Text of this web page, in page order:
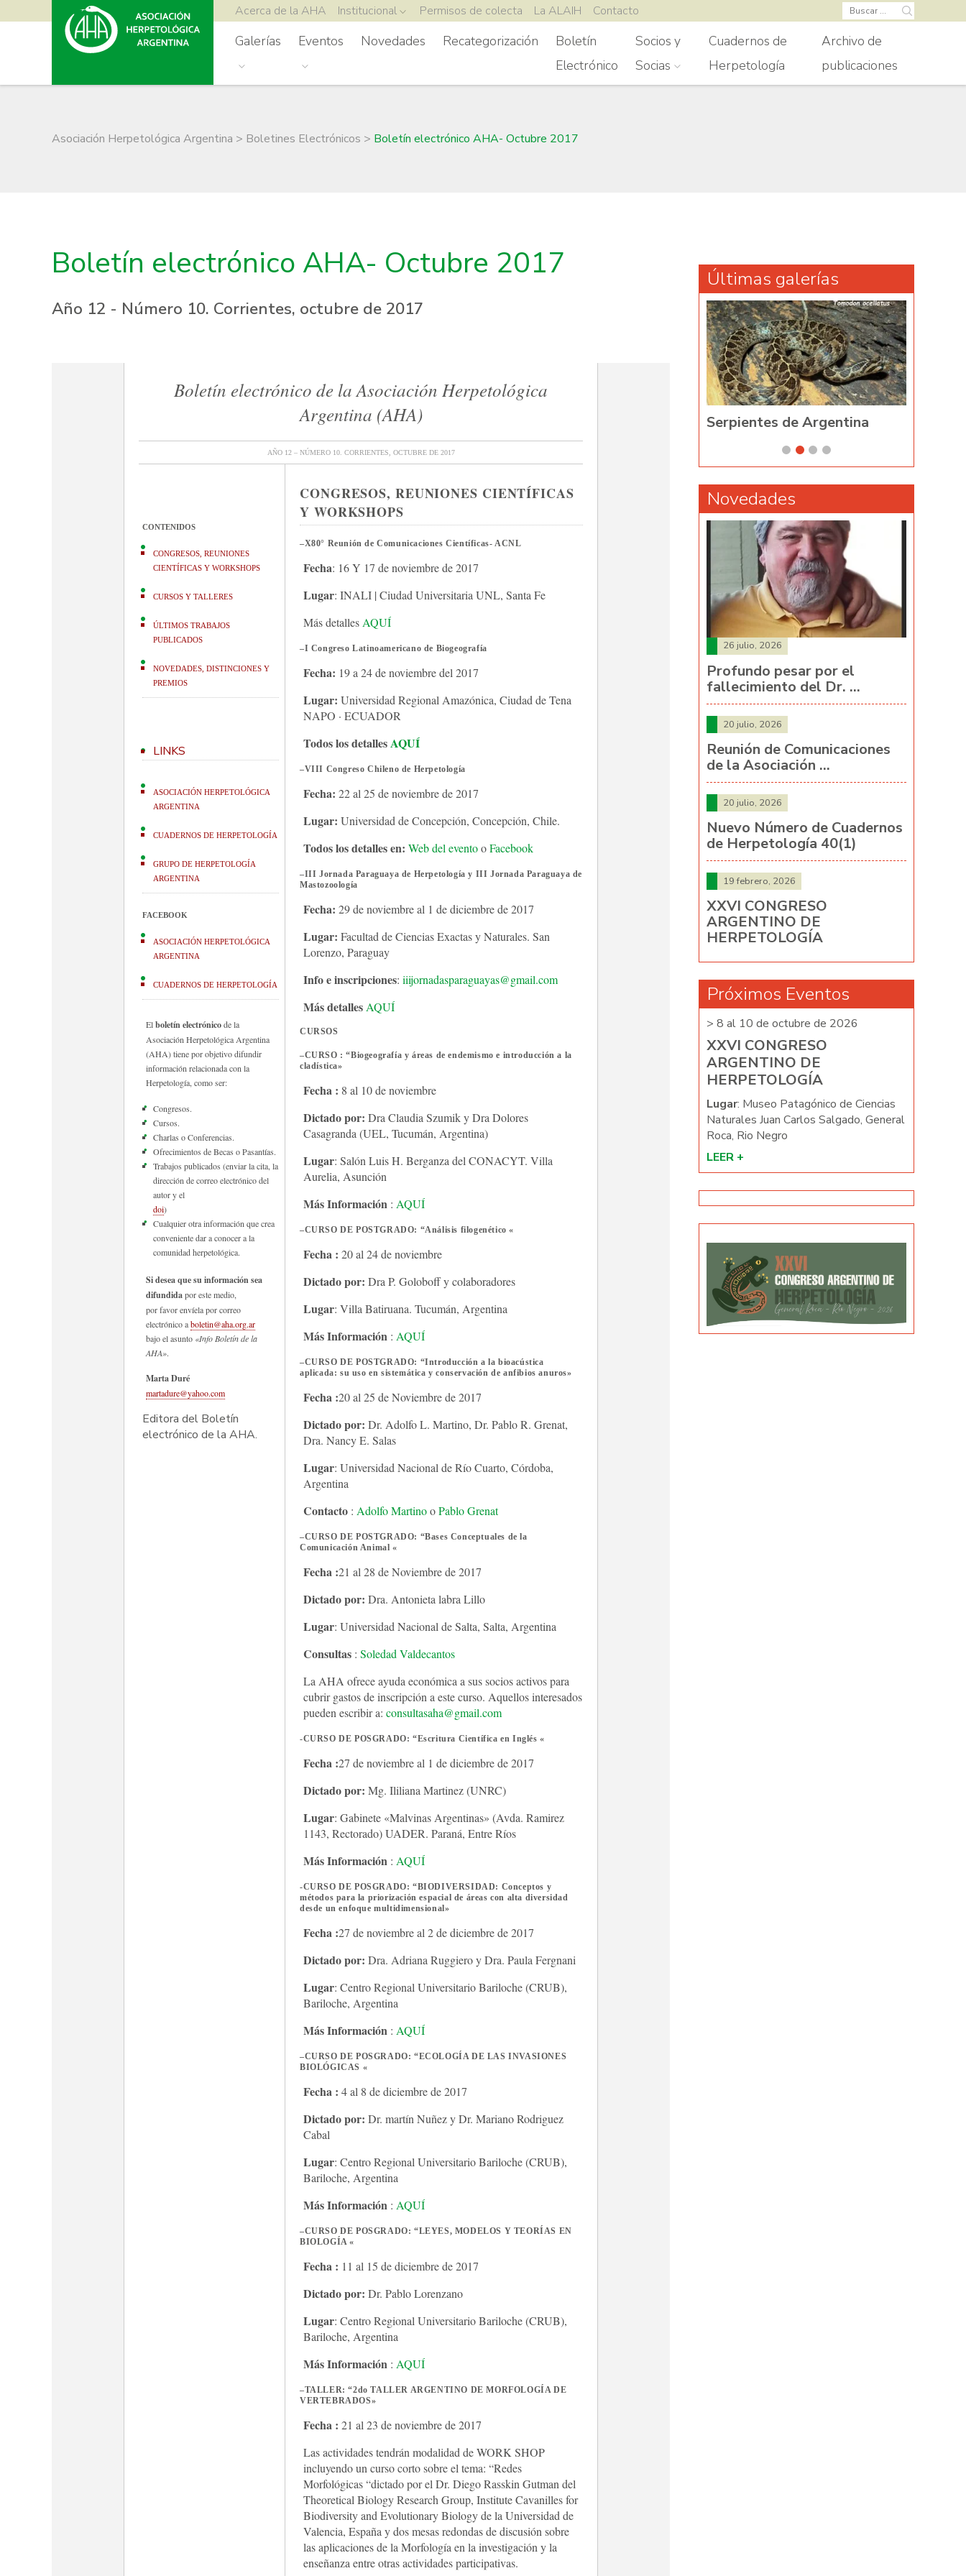
Acerca de la AHA Institucional Permisos de colecta La ALAIH Contacto
Galerías Eventos Novedades Recategorización
Boletín
Electrónico
Socios y
Socias
Cuadernos de
Herpetología
Archivo de
publicaciones
Buscar:
Asociación Herpetológica Argentina > Boletines Electrónicos > Boletín electrónico AHA- Octubre 2017
Boletín electrónico AHA- Octubre 2017
Año 12 - Número 10. Corrientes, octubre de 2017
Boletín electrónico de la Asociación Herpetológica
Argentina (AHA)
AÑO 12 – NÚMERO 10. CORRIENTES, OCTUBRE DE 2017
CONGRESOS, REUNIONES CIENTÍFICAS
Y WORKSHOPS
–X80° Reunión de Comunicaciones Científicas- ACNL
Fecha: 16 Y 17 de noviembre de 2017
Lugar: INALI | Ciudad Universitaria UNL, Santa Fe
Más detallesAQUÍ
–I Congreso Latinoamericano de Biogeografía
Fecha: 19 a 24 de noviembre del 2017
Lugar: Universidad Regional Amazónica, Ciudad de Tena
NAPO · ECUADOR
Todos los detallesAQUÍ
–VIII Congreso Chileno de Herpetología
Fecha: 22 al 25 de noviembre de 2017
Lugar: Universidad de Concepción, Concepción, Chile.
Todos los detalles en: Web del eventooFacebook
–III Jornada Paraguaya de Herpetología y III Jornada Paraguaya de
Mastozoología
Fecha: 29 de noviembre al 1 de diciembre de 2017
Lugar: Facultad de Ciencias Exactas y Naturales. San
Lorenzo, Paraguay
Info e inscripciones: iiijornadasparaguayas@gmail.com
Más detallesAQUÍ
CURSOS
–CURSO : “Biogeografía y áreas de endemismo e introducción a la
cladística»
Fecha : 8 al 10 de noviembre
Dictado por: Dra Claudia Szumik y Dra Dolores
Casagranda (UEL, Tucumán, Argentina)
Lugar: Salón Luis H. Berganza del CONACYT. Villa
Aurelia, Asunción
Más Información : AQUÍ
–CURSO DE POSTGRADO: “Análisis filogenético «
Fecha : 20 al 24 de noviembre
Dictado por: Dra P. Goloboff y colaboradores
Lugar: Villa Batiruana. Tucumán, Argentina
Más Información : AQUÍ
–CURSO DE POSTGRADO: “Introducción a la bioacústica
aplicada: su uso en sistemática y conservación de anfibios anuros»
Fecha :20 al 25 de Noviembre de 2017
Dictado por: Dr. Adolfo L. Martino, Dr. Pablo R. Grenat,
Dra. Nancy E. Salas
Lugar: Universidad Nacional de Río Cuarto, Córdoba,
Argentina
Contacto : Adolfo MartinooPablo Grenat
–CURSO DE POSTGRADO: “Bases Conceptuales de la
Comunicación Animal «
Fecha :21 al 28 de Noviembre de 2017
Dictado por: Dra. Antonieta labra Lillo
Lugar: Universidad Nacional de Salta, Salta, Argentina
Consultas : Soledad Valdecantos
La AHA ofrece ayuda económica a sus socios activos para
cubrir gastos de inscripción a este curso. Aquellos interesados
pueden escribir a: consultasaha@gmail.com
-CURSO DE POSGRADO: “Escritura Científica en Inglés «
Fecha :27 de noviembre al 1 de diciembre de 2017
Dictado por: Mg. Ililiana Martinez (UNRC)
Lugar: Gabinete «Malvinas Argentinas» (Avda. Ramirez
1143, Rectorado) UADER. Paraná, Entre Ríos
Más Información : AQUÍ
-CURSO DE POSGRADO: “BIODIVERSIDAD: Conceptos y
métodos para la priorización espacial de áreas con alta diversidad
desde un enfoque multidimensional»
Fecha :27 de noviembre al 2 de diciembre de 2017
Dictado por: Dra. Adriana Ruggiero y Dra. Paula Fergnani
Lugar: Centro Regional Universitario Bariloche (CRUB),
Bariloche, Argentina
Más Información : AQUÍ
–CURSO DE POSGRADO: “ECOLOGÍA DE LAS INVASIONES
BIOLÓGICAS «
Fecha : 4 al 8 de diciembre de 2017
Dictado por: Dr. martín Nuñez y Dr. Mariano Rodriguez
Cabal
Lugar: Centro Regional Universitario Bariloche (CRUB),
Bariloche, Argentina
Más Información : AQUÍ
–CURSO DE POSGRADO: “LEYES, MODELOS Y TEORÍAS EN
BIOLOGÍA «
Fecha : 11 al 15 de diciembre de 2017
Dictado por: Dr. Pablo Lorenzano
Lugar: Centro Regional Universitario Bariloche (CRUB),
Bariloche, Argentina
Más Información : AQUÍ
–TALLER: “2do TALLER ARGENTINO DE MORFOLOGÍA DE
VERTEBRADOS»
Fecha : 21 al 23 de noviembre de 2017
Las actividades tendrán modalidad de WORK SHOP
incluyendo un curso corto sobre el tema: “Redes
Morfológicas “dictado por el Dr. Diego Rasskin Gutman del
Theoretical Biology Research Group, Institute Cavanilles for
Biodiversity and Evolutionary Biology de la Universidad de
Valencia, España y dos mesas redondas de discusión sobre
las aplicaciones de la Morfología en la investigación y la
enseñanza entre otras actividades participativas.
CONTENIDOS
CONGRESOS, REUNIONES
CIENTÍFICAS Y WORKSHOPS
CURSOS Y TALLERES
ÚLTIMOS TRABAJOS
PUBLICADOS
NOVEDADES, DISTINCIONES Y
PREMIOS
LINKS
ASOCIACIÓN HERPETOLÓGICA
ARGENTINA
CUADERNOS DE HERPETOLOGÍA
GRUPO DE HERPETOLOGÍA
ARGENTINA
FACEBOOK
ASOCIACIÓN HERPETOLÓGICA
ARGENTINA
CUADERNOS DE HERPETOLOGÍA
Elboletín electrónicode la
Asociación Herpetológica Argentina
(AHA) tiene por objetivo difundir
información relacionada con la
Herpetología, como ser:
Congresos.
Cursos.
Charlas o Conferencias.
Ofrecimientos de Becas o Pasantías.
Trabajos publicados (enviar la cita, la
dirección de correo electrónico del
autor y el
doi)
Cualquier otra información que crea
conveniente dar a conocer a la
comunidad herpetológica.
Si desea que su información sea
difundidapor este medio,
por favor envíela por correo
electrónico aboletin@aha.org.ar
bajo el asunto «Info Boletín de la
AHA».
Marta Duré
martadure@yahoo.com
Editora del Boletín
electrónico de la AHA.
Últimas galerías
Lepidobatrachus llanensis Serpientes de Argentina
Novedades
26 julio, 2026
Profundo pesar por el
fallecimiento del Dr. …
20 julio, 2026
Reunión de Comunicaciones
de la Asociación …
20 julio, 2026
Nuevo Número de Cuadernos
de Herpetología 40(1)
19 febrero, 2026
XXVI CONGRESO
ARGENTINO DE
HERPETOLOGÍA
Próximos Eventos
ARGENTINO DE
Naturales Juan Carlos Salgado, General
Roca, Rio Negro
LEER +
ARGENTINO DE
Naturales Juan Carlos Salgado, General
LEER +
> 8 al 10 de octubre de 2026
XXVI CONGRESO
ARGENTINO DE
HERPETOLOGÍA
Lugar: Museo Patagónico de Ciencias
Naturales Juan Carlos Salgado, General
Roca, Rio Negro
LEER +